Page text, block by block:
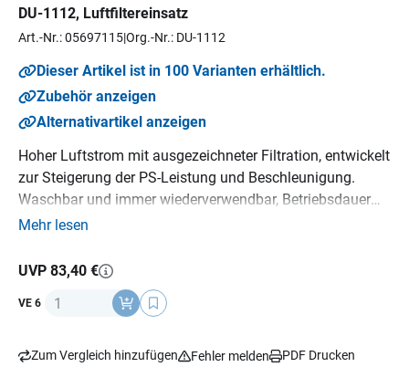
DU-1112, Luftfiltereinsatz
Art.-Nr.: 05697115Org.-Nr.: DU-1112
Dieser Artikel ist in 100 Varianten erhältlich.
Zubehör anzeigen
Alternativartikel anzeigen
Hoher Luftstrom mit ausgezeichneter Filtration, entwickelt
zur Steigerung der PS-Leistung und Beschleunigung.
Waschbar und immer wiederverwendbar, Betriebsdauer
bis zu 20-40.000 km bevor eine Reinigung erforderlich ist,
Limited Warranty (1.600.000 km), Emissionsneutral,
Sparsam, ein K&N Luftfilter hält über die gesamte
Lebensdauer des Motorrads, kompatibel mit OEM-
Mehr lesen
UVP 83,40 €
VE 6 Anzahl
Zum Vergleich hinzufügen Fehler melden PDF Drucken